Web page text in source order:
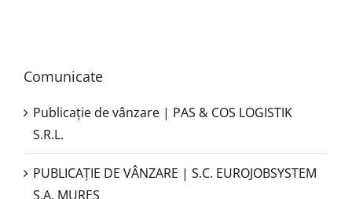
Comunicate
Publicație de vânzare | PAS & COS LOGISTIK
S.R.L.
PUBLICAŢIE DE VÂNZARE | S.C. EUROJOBSYSTEM
S.A. MUREȘ